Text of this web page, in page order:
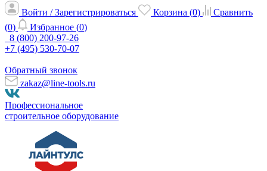
Войти / Зарегистрироваться Корзина (0)
Сравнить
(0) Избранное (0)
8 (800) 200-97-26
+7 (495) 530-70-07
Обратный звонок
zakaz@line-tools.ru
Профессиональное
строительное оборудование